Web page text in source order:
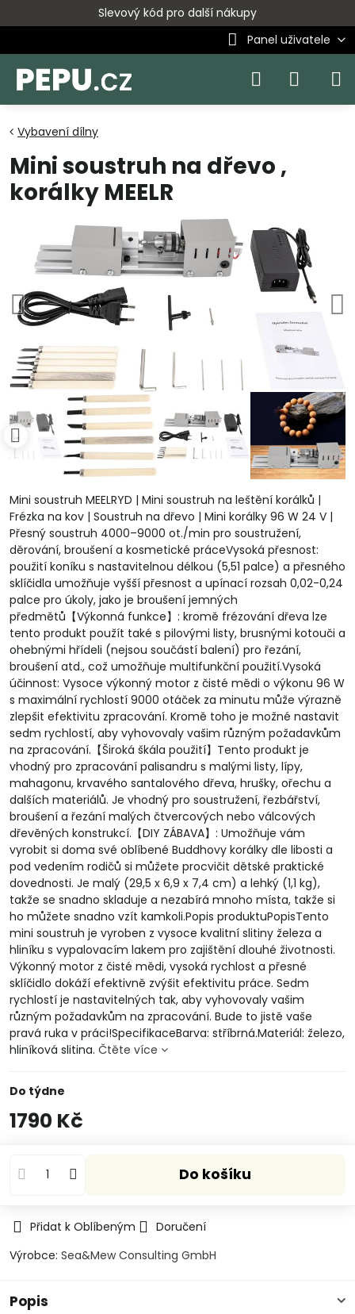
Slevový kód pro další nákupy
Panel uživatele
Vybavení dílny
Mini soustruh na dřevo ,
korálky MEELR
Mini soustruh MEELRYD | Mini soustruh na leštění korálků |
Frézka na kov | Soustruh na dřevo | Mini korálky 96 W 24 V |
Přesný soustruh 4000–9000 ot./min pro soustružení,
děrování, broušení a kosmetické práceVysoká přesnost:
použití koníku s nastavitelnou délkou (5,51 palce) a přesného
sklíčidla umožňuje vyšší přesnost a upínací rozsah 0,02-0,24
palce pro úkoly, jako je broušení jemných
předmětů【Výkonná funkce】: kromě frézování dřeva lze
tento produkt použít také s pilovými listy, brusnými kotouči a
ohebnými hřídeli (nejsou součástí balení) pro řezání,
broušení atd., což umožňuje multifunkční použití.Vysoká
účinnost: Vysoce výkonný motor z čisté mědi o výkonu 96 W
s maximální rychlostí 9000 otáček za minutu může výrazně
zlepšit efektivitu zpracování. Kromě toho je možné nastavit
sedm rychlostí, aby vyhovovaly vašim různým požadavkům
na zpracování.【Široká škála použití】Tento produkt je
vhodný pro zpracování palisandru s malými listy, lípy,
mahagonu, krvavého santalového dřeva, hrušky, ořechu a
dalších materiálů. Je vhodný pro soustružení, řezbářství,
broušení a řezání malých čtvercových nebo válcových
dřevěných konstrukcí.【DIY ZÁBAVA】: Umožňuje vám
vyrobit si doma své oblíbené Buddhovy korálky dle libosti a
pod vedením rodičů si můžete procvičit dětské praktické
dovednosti. Je malý (29,5 x 6,9 x 7,4 cm) a lehký (1,1 kg),
takže se snadno skladuje a nezabírá mnoho místa, takže si
ho můžete snadno vzít kamkoli.Popis produktuPopisTento
mini soustruh je vyroben z vysoce kvalitní slitiny železa a
hliníku s vypalovacím lakem pro zajištění dlouhé životnosti.
Výkonný motor z čisté mědi, vysoká rychlost a přesné
sklíčidlo dokáží efektivně zvýšit efektivitu práce. Sedm
rychlostí je nastavitelných tak, aby vyhovovaly vašim
různým požadavkům na zpracování. Bude to jistě vaše
pravá ruka v práci!SpecifikaceBarva: stříbrná.Materiál: železo,
hliníková slitina. Čtěte více
Do týdne
1790 Kč
Do košíku
Přidat k Oblíbeným
Doručení
Výrobce: Sea&Mew Consulting GmbH
Popis